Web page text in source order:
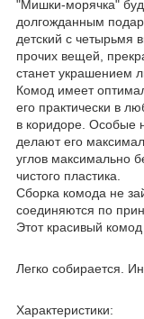
"Мишки-морячка"
долгожданным
детский с четырьмя
прочих вещей,
станет украшением
Комод имеет
его практически в
в коридоре. Особые
делают его
углов максимально
чистого пластика.
Сборка комода не
соединяются по
Этот красивый
Легко собирается.
Характеристики: